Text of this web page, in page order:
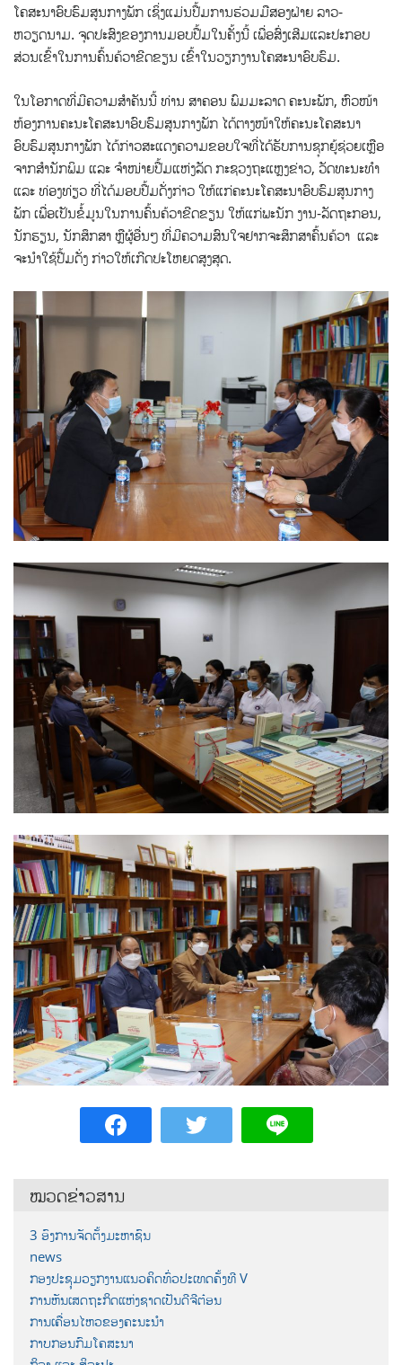
ໂຄສະນາອົບຮົມສູນກາງພັກ ເຊິ່ງແມ່ນປື້ມການຮ່ວມມືສອງຝ່າຍ ລາວ-
ຫວຽດນາມ. ຈຸດປະສົງຂອງການມອບປື້ມໃນຄັ້ງນີ້ ເພື່ອສົ່ງເສີມແລະປະກອບ
ສ່ວນເຂົ້າໃນການຄົ້ນຄ້ວາຂີດຂຽນ ເຂົ້າໃນວຽກງານໂຄສະນາອົບຮົມ.
ໃນໂອກາດທີ່ມີຄວາມສຳຄັນນີ້ ທ່ານ ສາຄອນ ພົມມະລາດ ຄະນະພັກ, ຫົວໜ້າ
ຫ້ອງການຄະນະໂຄສະນາອົບຮົມສູນກາງພັກ ໄດ້ຕາງໜ້າໃຫ້ຄະນະໂຄສະນາ
ອົບຮົມສູນກາງພັກ ໄດ້ກ່າວສະແດງຄວາມຂອບໃຈທີ່ໄດ້ຮັບການຊຸກຍູ້ຊ່ວຍເຫຼືອ
ຈາກສໍານັກພິມ ແລະ ຈໍາໜ່າຍປື້ມແຫ່ງລັດ ກະຊວງຖະແຫຼງຂ່າວ, ວັດທະນະທໍາ
ແລະ ທ່ອງທ່ຽວ ທີ່ໄດ້ມອບປື້ມດັ່ງກ່າວ ໃຫ້ແກ່ຄະນະໂຄສະນາອົບຮົມສູນກາງ
ພັກ ເພື່ອເປັນຂໍ້ມູນໃນການຄົ້ນຄ້ວາຂີດຂຽນ ໃຫ້ແກ່ພະນັກ ງານ-ລັດຖະກອນ,
ນັກຮຽນ, ນັກສຶກສາ ຫຼືຜູ້ອື່ນໆ ທີ່ມີຄວາມສົນໃຈຢາກຈະສຶກສາຄົ້ນຄ້ວາ ແລະ
ຈະນໍາໃຊ້ປື້ມດັ່ງ ກ່າວໃຫ້ເກີດປະໂຫຍດສູງສຸດ.
ໝວດຂ່າວສານ
3 ອົງການຈັດຕັ້ງມະຫາຊົນ
news
ກອງປະຊຸມວຽກງານແນວຄິດທົ່ວປະເທດຄັ້ງທີ V
ການຫັນເສດຖະກິດແຫ່ງຊາດເປັນດີຈີຕ໋ອນ
ການເຄື່ອນໄຫວຂອງຄະນະນຳ
ກາບກອນກົມໂຄສະນາ